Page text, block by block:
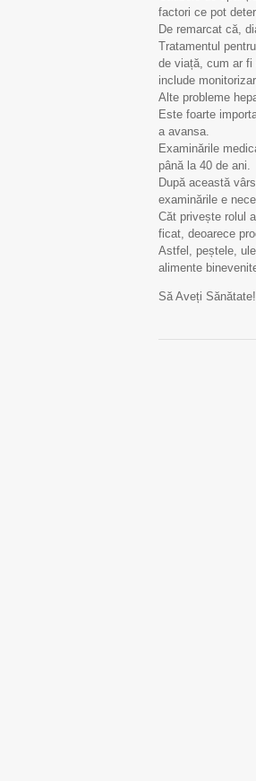
factori ce pot
De remarcat că,
Tratamentul
de viață, cum ar fi
include
Alte probleme
Este foarte
a avansa.
Examinările
până la 40 de ani.
După această
examinările e
Căt privește rolul
ficat, deoarece
Astfel, peștele,
alimente
Să Aveți Sănătate!